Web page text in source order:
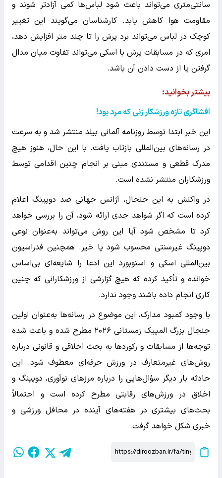
سانتی‌متری می‌تواند باعث شود لباس‌ها کمی آزادتر شوند و
مقاومت هوا کاهش یابد. کارشناسان می‌گویند این تغییر
کوچک در لباس می‌تواند برد پرش را تا چند متر افزایش دهد،
امری که در مسابقات پرش با اسکی می‌تواند تفاوت میان مدال
گرفتن یا از دست دادن آن باشد.
بیشتر بخوانید:‌
افشاگری تازه ورزشکار زنی که مرد بود!
این خبر ابتدا توسط روزنامه آلمانی بیلدمنتشر شد و به سرعت
در رسانه‌های بین‌المللی بازتاب یافت. با این حال، هنوز هیچ
مدرک قطعی و مستندی مبنی بر انجام چنین اقدامی توسط
ورزشکاران منتشر نشده است.
در واکنش به این جنجال، آژانس جهانی ضد دوپینگ اعلام
کرده است که اگر شواهد جدی ارائه شود، آن را بررسی خواهد
کرد تا مشخص شود آیا این روش می‌تواند به‌عنوان نوعی
دوپینگ غیرسنتی محسوب شود یا خیر. همچنین فدراسیون
بین‌المللی اسکی و اسنوبورد این ادعا را شایعه‌ای بی‌اساس
خوانده و تأکید کرده که هیچ گزارشی از ورزشکارانی که چنین
کاری انجام داده باشند وجود ندارد.
با وجود کمبود مدارک، این موضوع در رسانه‌ها به‌عنوان اولین
جنجال بزرگ المپیک زمستانی ۲۰۲۶ مطرح شده و باعث شده
توجه‌ها از مسابقات و رکوردها به بحث اخلاقی و قانونی درباره
روش‌های غیرمتعارف در ورزش حرفه‌ای معطوف شود. این
حادثه بار دیگر سؤال‌هایی را درباره مرزهای نوآوری، دوپینگ و
اخلاق در ورزش‌های رقابتی مطرح کرده است و احتمالاً
بحث‌های بیشتری در هفته‌های آینده در محافل ورزشی و
خبری شکل خواهد گرفت.